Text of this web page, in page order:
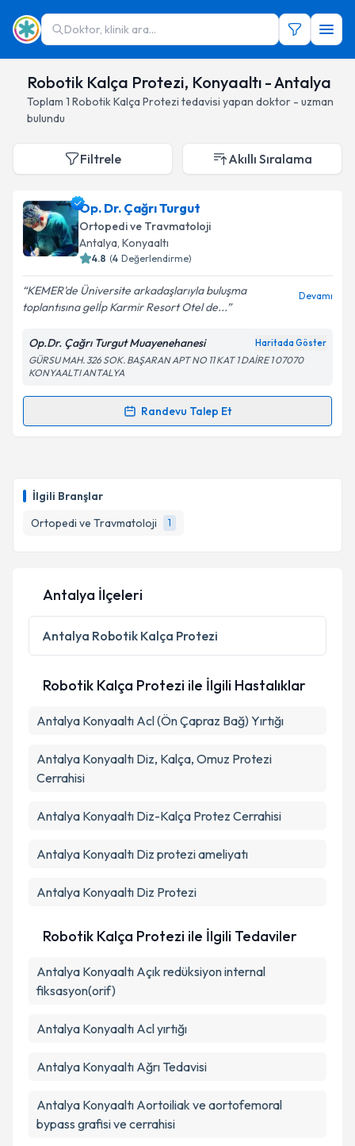
Doktor, klinik ara...
Robotik Kalça Protezi, Konyaaltı - Antalya
Toplam 1 Robotik Kalça Protezi tedavisi yapan doktor - uzman
bulundu
İlgili Branşlar
Ortopedi ve Travmatoloji
1
Filtrele Akıllı Sıralama
Op. Dr. Çağrı Turgut
Ortopedi ve Travmatoloji
Antalya, Konyaaltı
4.8 (4 Değerlendirme)
KEMER'de Üniversite arkadaşlarıyla buluşma
toplantısına gelİp Karmir Resort Otel de...
Devamı
Op.Dr. Çağrı Turgut Muayenehanesi Haritada Göster
GÜRSU MAH. 326 SOK. BAŞARAN APT NO 11 KAT 1 DAİRE 1 07070
KONYAALTI ANTALYA
Randevu Talep Et
Randevu Takvimi Talebi
takvim hazırlandığında e-posta ile bilgilendireceğiz.
Kişisel verilerimin işlenmesine ilişkinAydınlatma
Metni
'ni okudum ve kişisel verilerimin belirtilen
kapsamda işlenmesini kabul ediyorum.
Takvim Talebini Gönder
Antalya İlçeleri
Antalya Robotik Kalça Protezi
Robotik Kalça Protezi ile İlgili Hastalıklar
Antalya Konyaaltı Acl (Ön Çapraz Bağ) Yırtığı
Antalya Konyaaltı Diz, Kalça, Omuz Protezi
Cerrahisi
Antalya Konyaaltı Diz-Kalça Protez Cerrahisi
Antalya Konyaaltı Diz protezi ameliyatı
Antalya Konyaaltı Diz Protezi
Robotik Kalça Protezi ile İlgili Tedaviler
Antalya Konyaaltı Açık redüksiyon internal
fiksasyon(orif)
Antalya Konyaaltı Acl yırtığı
Antalya Konyaaltı Ağrı Tedavisi
Antalya Konyaaltı Aortoiliak ve aortofemoral
bypass grafisi ve cerrahisi